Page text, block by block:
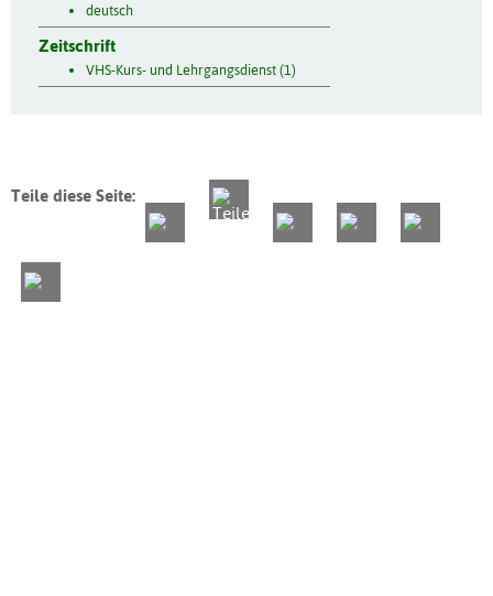
deutsch
Zeitschrift
VHS-Kurs- und Lehrgangsdienst (1)
Teile diese Seite: